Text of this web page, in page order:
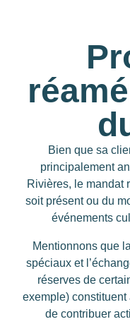
Bien que sa
principalement
Rivières, le mandat
soit présent ou du
événements
Mentionnons que
spéciaux et
réserves de
exemple) constituent
de contribuer